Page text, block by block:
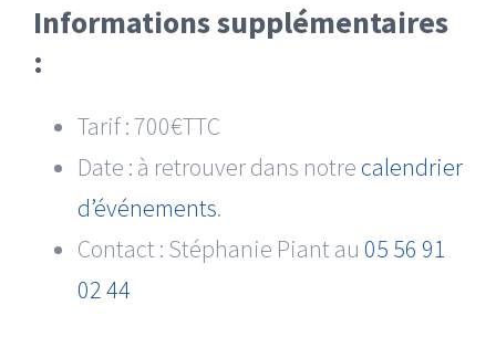
Informations supplémentaires
:
Tarif : 700€TTC
Date : à retrouver dans notre calendrier
d’événements.
Contact : Stéphanie Piant au 05 56 91
02 44